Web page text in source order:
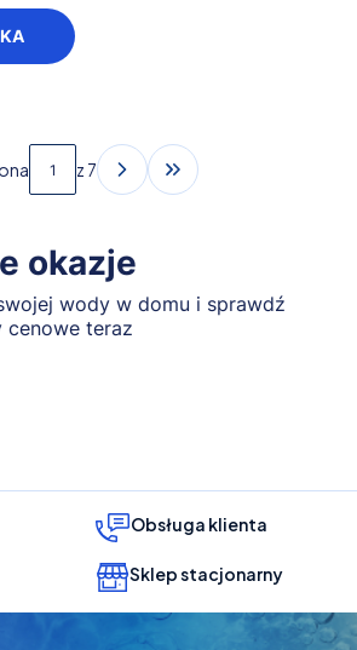
z 7 Przejdź do ostatniej
okazje
wody w domu i sprawdź
cenowe teraz
Obsługa klienta
Sklep stacjonarny